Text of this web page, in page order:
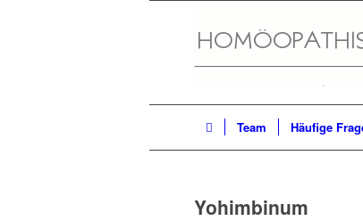
Team Häufige
Yohimbinum